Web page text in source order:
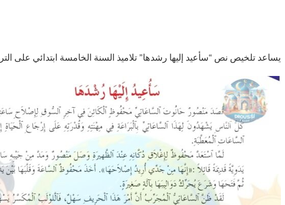
يساعد تلخيص نص “سأعيد إليها رشدها” تلاميذ السنة الخامسة ابتدائي على